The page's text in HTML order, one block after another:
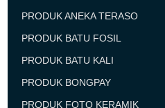
PRODUK ANEKA TERASO
PRODUK BATU FOSIL
PRODUK BATU KALI
PRODUK BONGPAY
PRODUK FOTO KERAMIK